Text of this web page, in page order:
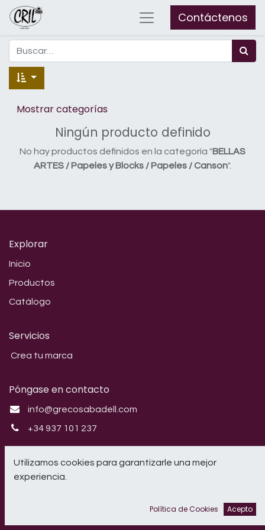
Contáctenos
Mostrar categorías
Ningún producto definido
No hay productos definidos en la categoría "BELLAS
ARTES / Papeles y Blocks / Papeles / Canson".
Explorar
Inicio
Productos
Catálogo
Servicios
Crea tu marca
Póngase en contacto
info@grecosabadell.com
+34 937 101 237
Síganos
Instagram
Utilizamos cookies para garantizarle una mejor
experiencia.
Política de Cookies Acepto